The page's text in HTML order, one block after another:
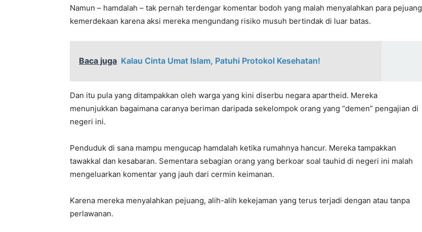
Namun – hamdalah – tak pernah terdengar komentar bodoh yang malah menyalahkan para pejuang
kemerdekaan karena aksi mereka mengundang risiko musuh bertindak di luar batas.
Baca juga Kalau Cinta Umat Islam, Patuhi Protokol Kesehatan!
Dan itu pula yang ditampakkan oleh warga yang kini diserbu negara apartheid. Mereka
menunjukkan bagaimana caranya beriman daripada sekelompok orang yang “demen” pengajian di
negeri ini.
Penduduk di sana mampu mengucap hamdalah ketika rumahnya hancur. Mereka tampakkan
tawakkal dan kesabaran. Sementara sebagian orang yang berkoar soal tauhid di negeri ini malah
mengeluarkan komentar yang jauh dari cermin keimanan.
Karena mereka menyalahkan pejuang, alih-alih kekejaman yang terus terjadi dengan atau tanpa
perlawanan.